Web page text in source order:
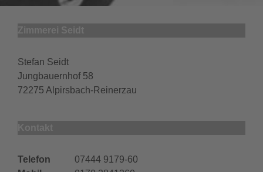
Zimmerei Seidt
Stefan Seidt
Jungbauernhof 58
72275 Alpirsbach-Reinerzau
Kontakt
Telefon
07444 9179-60